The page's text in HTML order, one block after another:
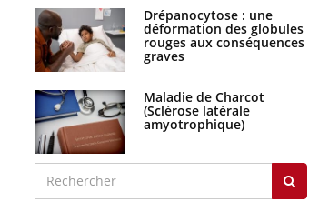
Drépanocytose : une
déformation des globules
rouges aux conséquences
graves
Maladie de Charcot
(Sclérose latérale
amyotrophique)